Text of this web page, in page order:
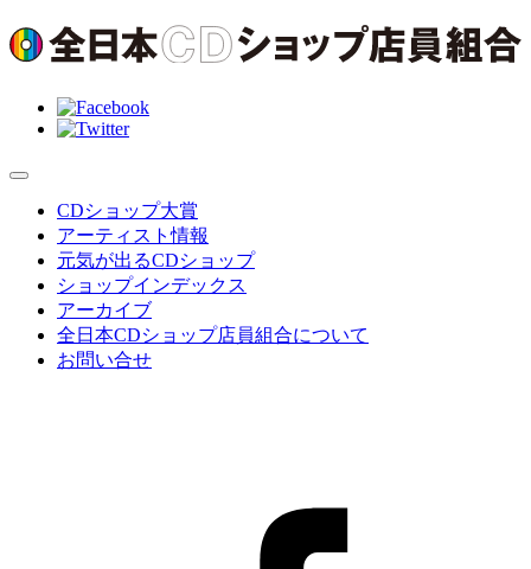
CDショップ大賞
アーティスト情報
元気が出るCDショップ
ショップインデックス
アーカイブ
全日本CDショップ店員組合について
お問い合せ